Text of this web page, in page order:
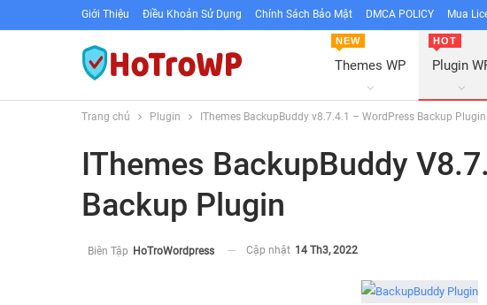
Giới Thiệu Điều Khoản Sử Dụng Chính Sách Bảo Mật DMCA POLICY Mua
Themes WP
NEW
Plugin
HOT
Trang chủ Plugin IThemes BackupBuddy v8.7.4.1 – WordPress Backup Plugin
IThemes BackupBuddy
Backup Plugin
Biên Tập HoTroWordpress Cập nhật 14 Th3, 2022